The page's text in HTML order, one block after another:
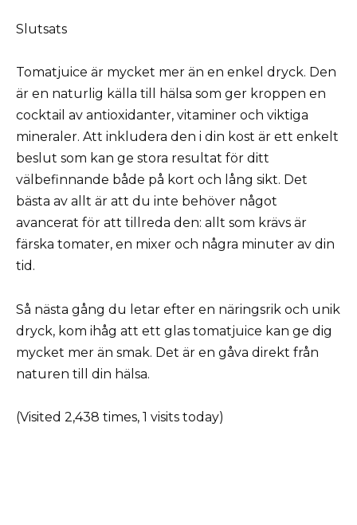
Slutsats
Tomatjuice är mycket mer än en enkel dryck. Den
är en naturlig källa till hälsa som ger kroppen en
cocktail av antioxidanter, vitaminer och viktiga
mineraler. Att inkludera den i din kost är ett enkelt
beslut som kan ge stora resultat för ditt
välbefinnande både på kort och lång sikt. Det
bästa av allt är att du inte behöver något
avancerat för att tillreda den: allt som krävs är
färska tomater, en mixer och några minuter av din
tid.
Så nästa gång du letar efter en näringsrik och unik
dryck, kom ihåg att ett glas tomatjuice kan ge dig
mycket mer än smak. Det är en gåva direkt från
naturen till din hälsa.
(Visited 2,438 times, 1 visits today)